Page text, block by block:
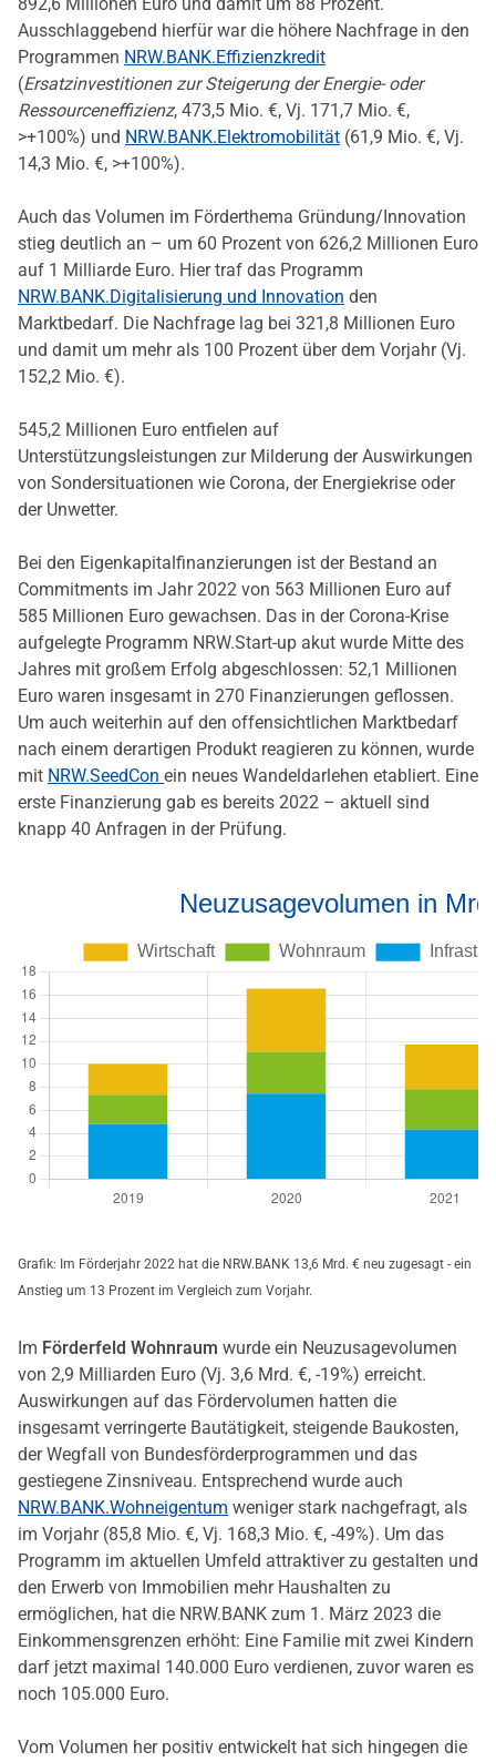
892,6 Millionen Euro und damit um 88 Prozent.
Ausschlaggebend hierfür war die höhere Nachfrage in den
Programmen NRW.BANK.Effizienzkredit
(Ersatzinvestitionen zur Steigerung der Energie- oder
Ressourceneffizienz, 473,5 Mio. €, Vj. 171,7 Mio. €,
>+100%) und NRW.BANK.Elektromobilität (61,9 Mio. €, Vj.
14,3 Mio. €, >+100%).
Auch das Volumen im Förderthema Gründung/Innovation
stieg deutlich an – um 60 Prozent von 626,2 Millionen Euro
auf 1 Milliarde Euro. Hier traf das Programm
NRW.BANK.Digitalisierung und Innovation den
Marktbedarf. Die Nachfrage lag bei 321,8 Millionen Euro
und damit um mehr als 100 Prozent über dem Vorjahr (Vj.
152,2 Mio. €).
545,2 Millionen Euro entfielen auf
Unterstützungsleistungen zur Milderung der Auswirkungen
von Sondersituationen wie Corona, der Energiekrise oder
der Unwetter.
Bei den Eigenkapitalfinanzierungen ist der Bestand an
Commitments im Jahr 2022 von 563 Millionen Euro auf
585 Millionen Euro gewachsen. Das in der Corona-Krise
aufgelegte Programm NRW.Start-up akut wurde Mitte des
Jahres mit großem Erfolg abgeschlossen: 52,1 Millionen
Euro waren insgesamt in 270 Finanzierungen geflossen.
Um auch weiterhin auf den offensichtlichen Marktbedarf
nach einem derartigen Produkt reagieren zu können, wurde
mit NRW.SeedCon ein neues Wandeldarlehen etabliert. Eine
erste Finanzierung gab es bereits 2022 – aktuell sind
knapp 40 Anfragen in der Prüfung.
Grafik: Im Förderjahr 2022 hat die NRW.BANK 13,6 Mrd. € neu zugesagt - ein
Anstieg um 13 Prozent im Vergleich zum Vorjahr.
Im Förderfeld Wohnraum wurde ein Neuzusagevolumen
von 2,9 Milliarden Euro (Vj. 3,6 Mrd. €, -19%) erreicht.
Auswirkungen auf das Fördervolumen hatten die
insgesamt verringerte Bautätigkeit, steigende Baukosten,
der Wegfall von Bundesförderprogrammen und das
gestiegene Zinsniveau. Entsprechend wurde auch
NRW.BANK.Wohneigentum weniger stark nachgefragt, als
im Vorjahr (85,8 Mio. €, Vj. 168,3 Mio. €, -49%). Um das
Programm im aktuellen Umfeld attraktiver zu gestalten und
den Erwerb von Immobilien mehr Haushalten zu
ermöglichen, hat die NRW.BANK zum 1. März 2023 die
Einkommensgrenzen erhöht: Eine Familie mit zwei Kindern
darf jetzt maximal 140.000 Euro verdienen, zuvor waren es
noch 105.000 Euro.
Vom Volumen her positiv entwickelt hat sich hingegen die